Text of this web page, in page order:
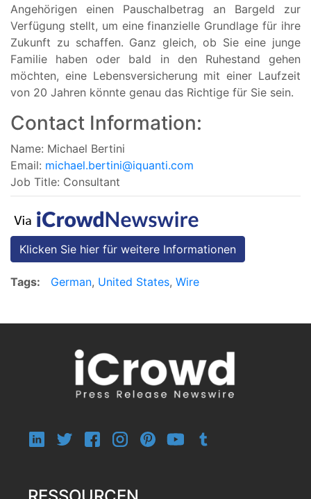
Angehörigen einen Pauschalbetrag an Bargeld zur
Verfügung stellt, um eine finanzielle Grundlage für ihre
Zukunft zu schaffen. Ganz gleich, ob Sie eine junge
Familie haben oder bald in den Ruhestand gehen
möchten, eine Lebensversicherung mit einer Laufzeit
von 20 Jahren könnte genau das Richtige für Sie sein.
Contact Information:
Name: Michael Bertini
Email: michael.bertini@iquanti.com
Job Title: Consultant
Klicken Sie hier für weitere Informationen
Tags: German, United States, Wire